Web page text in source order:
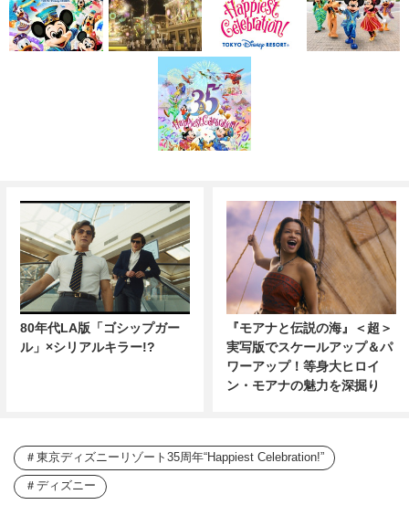
80年代LA版「ゴシップガー
ル」×シリアルキラー!?
『モアナと伝説の海』＜超＞
実写版でスケールアップ＆パ
ワーアップ！等身大ヒロイ
ン・モアナの魅力を深掘り
東京ディズニーリゾート35周年“Happiest Celebration!”
ディズニー